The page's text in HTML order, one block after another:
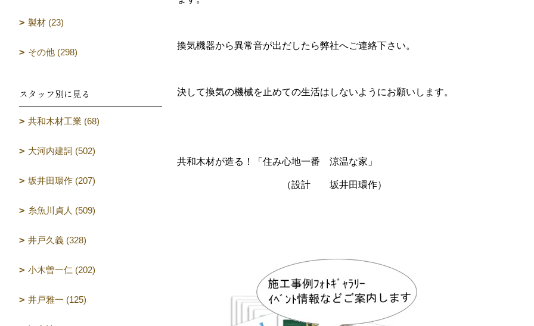
換気機器から異常音が出だしたら弊社へご連絡下さい。
決して換気の機械を止めての生活はしないようにお願いします。
共和木材が造る！「住み心地一番 涼温な家」
（設計 坂井田環作）
製材 (23)
その他 (298)
スタッフ別に見る
共和木材工業 (68)
大河内建詞 (502)
坂井田環作 (207)
糸魚川貞人 (509)
井戸久義 (328)
小木曽一仁 (202)
井戸雅一 (125)